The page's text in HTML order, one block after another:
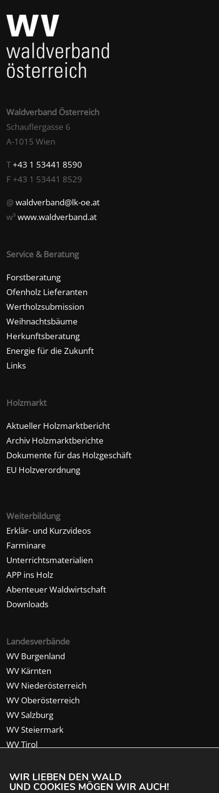
Waldverband Österreich
Schauflergasse 6
A-1015 Wien
T+43 1 53441 8590
F +43 1 53441 8529
@waldverband@lk-oe.at
w³www.waldverband.at
Service & Beratung
Forstberatung
Ofenholz Lieferanten
Wertholzsubmission
Weihnachtsbäume
Herkunftsberatung
Energie für die Zukunft
Links
Holzmarkt
Aktueller Holzmarktbericht
Archiv Holzmarktberichte
Dokumente für das Holzgeschäft
EU Holzverordnung
Weiterbildung
Erklär- und Kurzvideos
Farminare
Unterrichtsmaterialien
APP ins Holz
Abenteuer Waldwirtschaft
Downloads
Landesverbände
WV Burgenland
WV Kärnten
WV Niederösterreich
WV Oberösterreich
WV Salzburg
WV Steiermark
WV Tirol
WIR LIEBEN DEN WALD
UND COOKIES MÖGEN WIR AUCH!